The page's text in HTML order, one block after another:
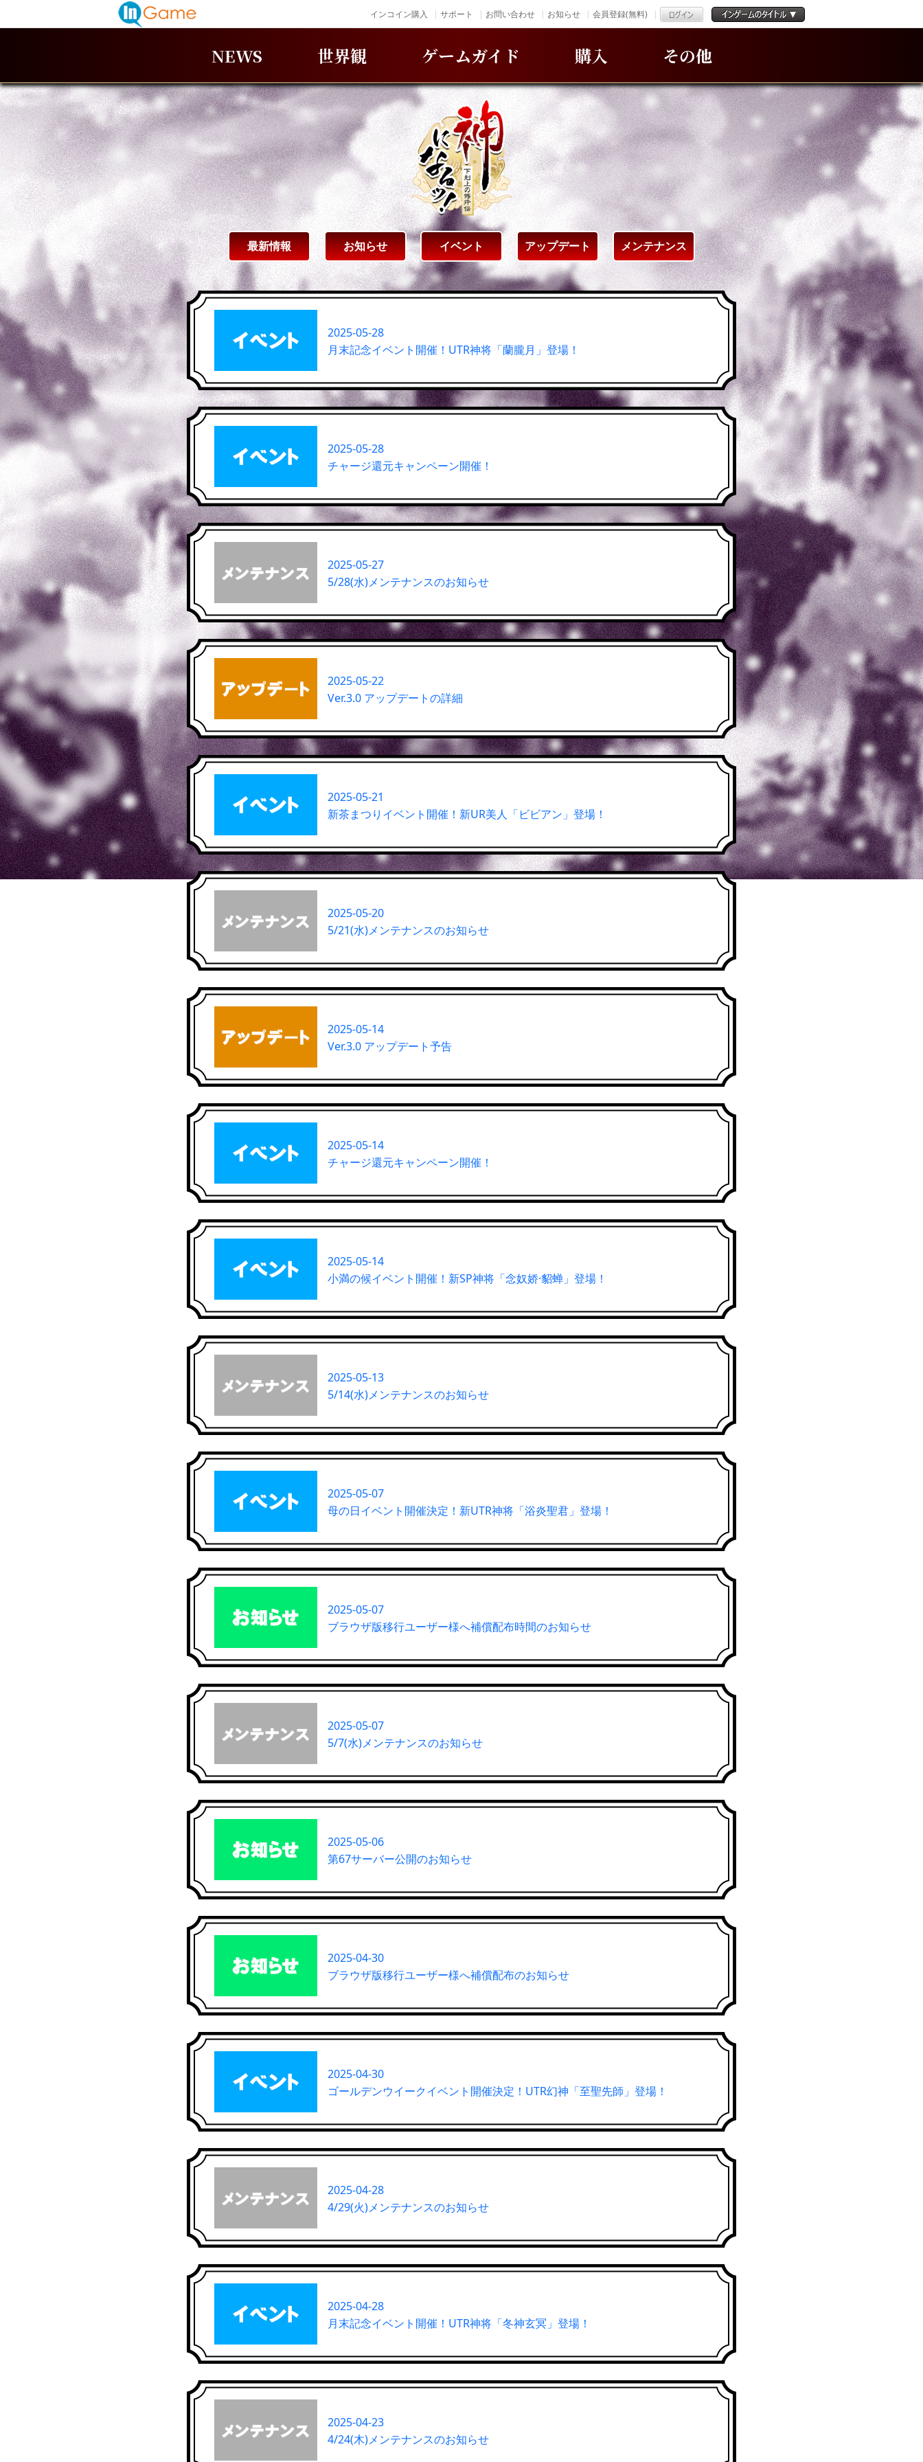
インコイン購入 サポート お問い合わせ お知らせ 会員登録(無料)
NEWS 世界観 ゲームガイド 購入 その他
最新情報 お知らせ イベント アップデート メンテナンス
2025-05-28
月末記念イベント開催！UTR神将「蘭朧月」登場！
2025-05-28
チャージ還元キャンペーン開催！
2025-05-27
5/28(水)メンテナンスのお知らせ
2025-05-22
Ver.3.0 アップデートの詳細
2025-05-21
新茶まつりイベント開催！新UR美人「ビビアン」登場！
2025-05-20
5/21(水)メンテナンスのお知らせ
2025-05-14
Ver.3.0 アップデート予告
2025-05-14
チャージ還元キャンペーン開催！
2025-05-14
小満の候イベント開催！新SP神将「念奴娇·貂蝉」登場！
2025-05-13
5/14(水)メンテナンスのお知らせ
2025-05-07
母の日イベント開催決定！新UTR神将「浴炎聖君」登場！
2025-05-07
ブラウザ版移行ユーザー様へ補償配布時間のお知らせ
2025-05-07
5/7(水)メンテナンスのお知らせ
2025-05-06
第67サーバー公開のお知らせ
2025-04-30
ブラウザ版移行ユーザー様へ補償配布のお知らせ
2025-04-30
ゴールデンウイークイベント開催決定！UTR幻神「至聖先師」登場！
2025-04-28
4/29(火)メンテナンスのお知らせ
2025-04-28
月末記念イベント開催！UTR神将「冬神玄冥」登場！
2025-04-23
4/24(木)メンテナンスのお知らせ